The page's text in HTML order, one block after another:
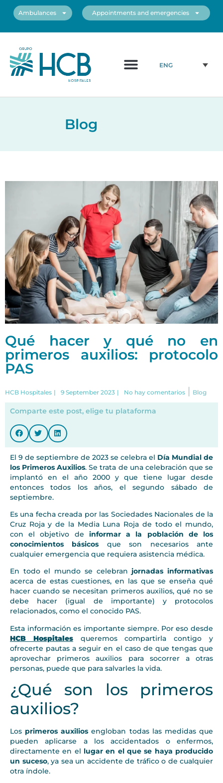
Ambulances Appointments and emergencies
ENG
Blog
Qué hacer y qué no en
primeros auxilios: protocolo
PAS
HCB Hospitales | 9 September 2023 | No hay comentarios Blog
Comparte este post, elige tu plataforma
El 9 de septiembre de 2023 se celebra el Día Mundial de
los Primeros Auxilios. Se trata de una celebración que se
implantó en el año 2000 y que tiene lugar desde
entonces todos los años, el segundo sábado de
septiembre.
Es una fecha creada por las Sociedades Nacionales de la
Cruz Roja y de la Media Luna Roja de todo el mundo,
con el objetivo de informar a la población de los
conocimientos básicos que son necesarios ante
cualquier emergencia que requiera asistencia médica.
En todo el mundo se celebran jornadas informativas
acerca de estas cuestiones, en las que se enseña qué
hacer cuando se necesitan primeros auxilios, qué no se
debe hacer (igual de importante) y protocolos
relacionados, como el conocido PAS.
Esta información es importante siempre. Por eso desde
HCB Hospitalesqueremos compartirla contigo y
ofrecerte pautas a seguir en el caso de que tengas que
aprovechar primeros auxilios para socorrer a otras
personas, puede que para salvarles la vida.
¿Qué son los primeros
auxilios?
Los primeros auxilios engloban todas las medidas que
pueden aplicarse a los accidentados o enfermos,
directamente en el lugar en el que se haya producido
un suceso, ya sea un accidente de tráfico o de cualquier
otra índole.